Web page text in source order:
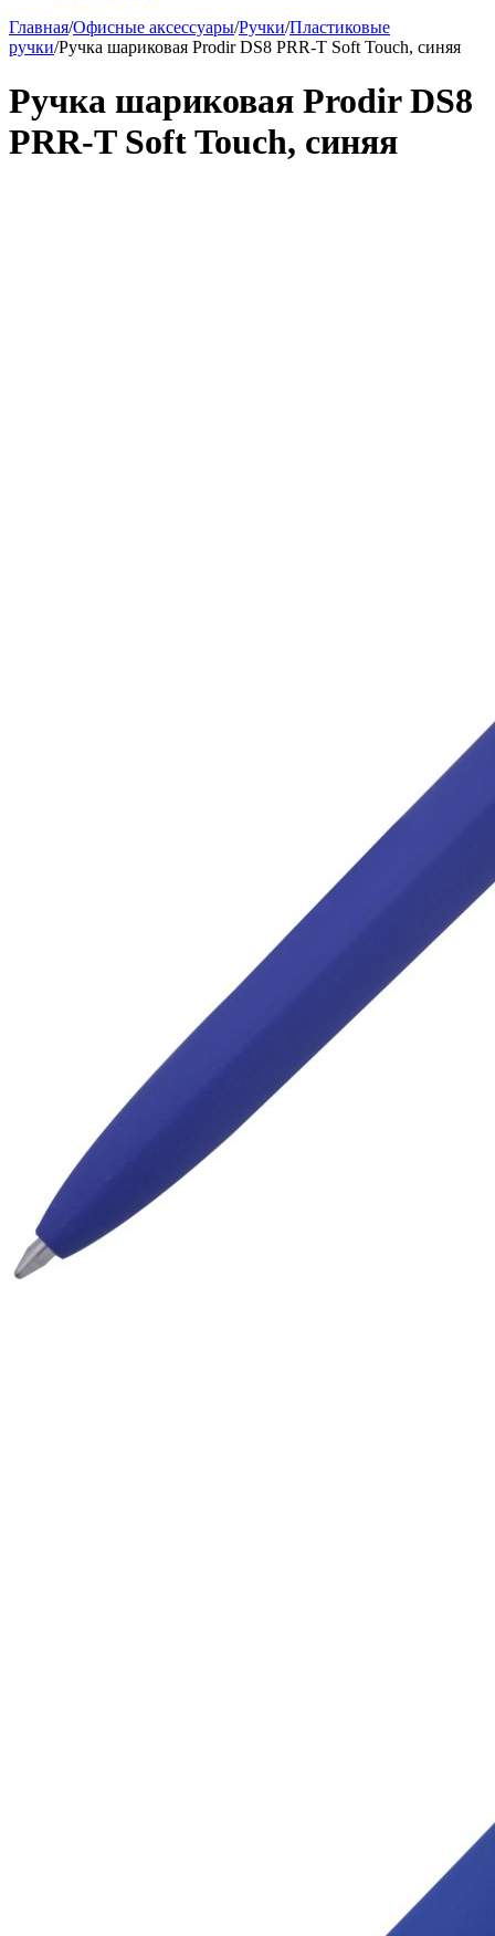
Главная/Офисные аксессуары/Ручки/Пластиковые
ручки/Ручка шариковая Prodir DS8 PRR-T Soft Touch, синяя
Ручка шариковая Prodir DS8
PRR-T Soft Touch, синяя